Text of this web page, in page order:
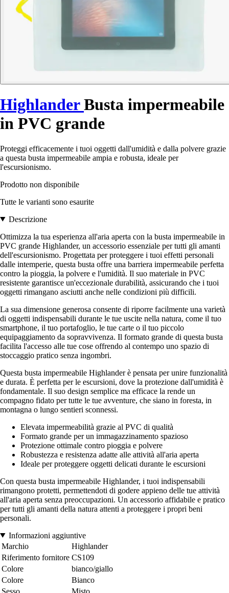
HighlanderBusta impermeabile
in PVC grande
Proteggi efficacemente i tuoi oggetti dall'umidità e dalla polvere grazie
a questa busta impermeabile ampia e robusta, ideale per
l'escursionismo.
Prodotto non disponibile
Tutte le varianti sono esaurite
Descrizione
Ottimizza la tua esperienza all'aria aperta con la busta impermeabile in
PVC grande Highlander, un accessorio essenziale per tutti gli amanti
dell'escursionismo. Progettata per proteggere i tuoi effetti personali
dalle intemperie, questa busta offre una barriera impermeabile perfetta
contro la pioggia, la polvere e l'umidità. Il suo materiale in PVC
resistente garantisce un'eccezionale durabilità, assicurando che i tuoi
oggetti rimangano asciutti anche nelle condizioni più difficili.
La sua dimensione generosa consente di riporre facilmente una varietà
di oggetti indispensabili durante le tue uscite nella natura, come il tuo
smartphone, il tuo portafoglio, le tue carte o il tuo piccolo
equipaggiamento da sopravvivenza. Il formato grande di questa busta
facilita l'accesso alle tue cose offrendo al contempo uno spazio di
stoccaggio pratico senza ingombri.
Questa busta impermeabile Highlander è pensata per unire funzionalità
e durata. È perfetta per le escursioni, dove la protezione dall'umidità è
fondamentale. Il suo design semplice ma efficace la rende un
compagno fidato per tutte le tue avventure, che siano in foresta, in
montagna o lungo sentieri sconnessi.
Elevata impermeabilità grazie al PVC di qualità
Formato grande per un immagazzinamento spazioso
Protezione ottimale contro pioggia e polvere
Robustezza e resistenza adatte alle attività all'aria aperta
Ideale per proteggere oggetti delicati durante le escursioni
Con questa busta impermeabile Highlander, i tuoi indispensabili
rimangono protetti, permettendoti di godere appieno delle tue attività
all'aria aperta senza preoccupazioni. Un accessorio affidabile e pratico
per tutti gli amanti della natura attenti a proteggere i propri beni
personali.
Informazioni aggiuntive
Marchio
Highlander
Riferimento fornitore CS109
Colore
bianco/giallo
Colore
Bianco
Sesso
Misto